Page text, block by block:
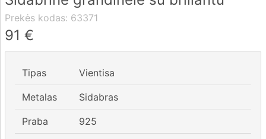
Kontaktai
604 42021
Prekės kodas: 63371
91 €
Tipas Vientisa
Metalas Sidabras
Praba 925